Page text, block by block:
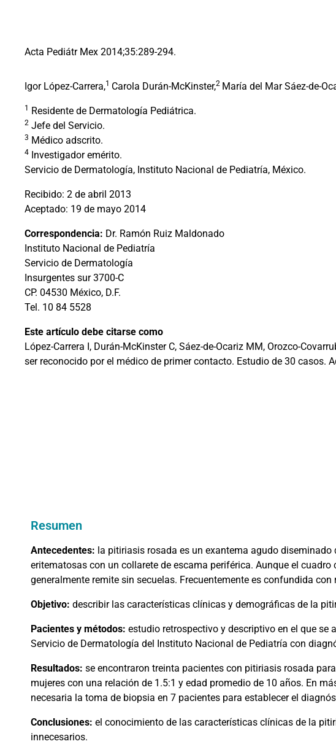
Acta Pediátr Mex 2014;35:289-294.
Igor López-Carrera,1 Carola Durán-McKinster,2 María del Mar Sáez-de-
1 Residente de Dermatología Pediátrica.
2 Jefe del Servicio.
3 Médico adscrito.
4
Investigador emérito.
Servicio de Dermatología, Instituto Nacional de Pediatría, México.
Recibido: 2 de abril 2013
Aceptado: 19 de mayo 2014
Correspondencia: Dr. Ramón Ruiz Maldonado
Instituto Nacional de Pediatría
Servicio de Dermatología
Insurgentes sur 3700-C
CP. 04530 México, D.F.
Tel. 10 84 5528
Este artículo debe citarse como
López-Carrera I, Durán-McKinster C, Sáez-de-Ocariz MM, Orozco-
ser reconocido por el médico de primer contacto. Estudio de 30 casos.
Resumen
Antecedentes: la pitiriasis rosada es un exantema agudo
eritematosas con un collarete de escama periférica. Aunque el
generalmente remite sin secuelas. Frecuentemente es confundida
Objetivo: describir las características clínicas y demográficas de la
Pacientes y métodos: estudio retrospectivo y descriptivo en el que
Servicio de Dermatología del Instituto Nacional de Pediatría con
Resultados: se encontraron treinta pacientes con pitiriasis rosada
mujeres con una relación de 1.5:1 y edad promedio de 10 años. En
necesaria la toma de biopsia en 7 pacientes para establecer el
Conclusiones: el conocimiento de las características clínicas de la
innecesarios.